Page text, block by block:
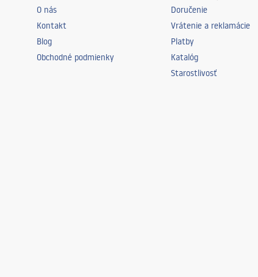
O nás
Kontakt
Blog
Obchodné podmienky
Doručenie
Vrátenie a reklamácie
Platby
Katalóg
Starostlivosť